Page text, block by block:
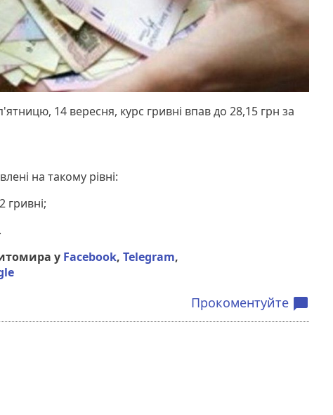
14 вересня, курс гривні впав до 28,15 грн за
на такому рівні:
гривні;
у Facebook,Telegram,
Прокоментуйте chat_bubble